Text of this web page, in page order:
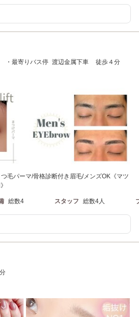
・最寄りバス停 渡辺金属下車 徒歩４分
毛パーマ/骨格診断付き眉毛/メンズOK《マツ
総数4 スタッフ 総数4人